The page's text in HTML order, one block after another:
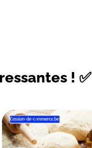
! ✅